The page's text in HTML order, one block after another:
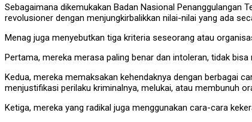
Sebagaimana dikemukakan Badan Nasional Penanggulangan
revolusioner dengan menjungkirbalikkan nilai-nilai yang ada
Menag juga menyebutkan tiga kriteria seseorang atau
Pertama, mereka merasa paling benar dan intoleran, tidak
Kedua, mereka memaksakan kehendaknya dengan berbagai
menjustifikasi perilaku kriminalnya, melukai, atau membunuh
Ketiga, mereka yang radikal juga menggunakan cara-cara